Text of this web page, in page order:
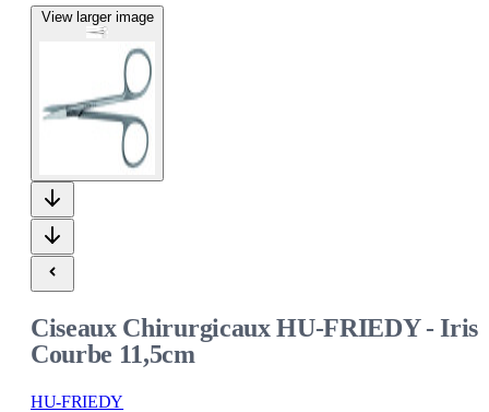
View larger image
Ciseaux Chirurgicaux HU-FRIEDY - Iris
Courbe 11,5cm
HU-FRIEDY